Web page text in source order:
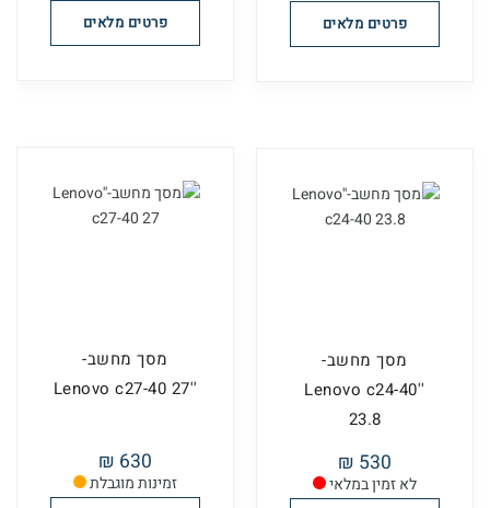
פרטים מלאים פרטים מלאים
זמינות מוגבלת
מסך מחשב-
''Lenovo c27-40 27
630 ₪
לא זמין במלאי
מסך מחשב-
''Lenovo c24-40
23.8
530 ₪